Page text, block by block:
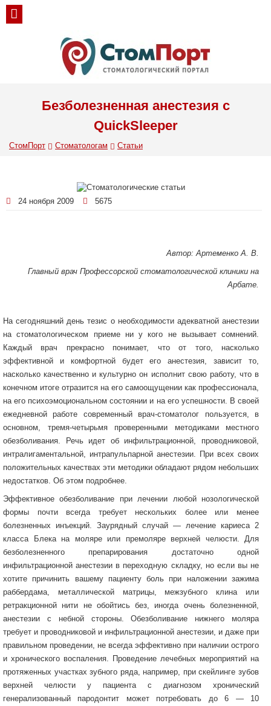
Безболезненная анестезия с
QuickSleeper
СтомПорт Стоматологам Статьи
24 ноября 2009 5675
Автор: Артеменко А. В.
Главный врач Профессорской стоматологической клиники на
Арбате.
На сегодняшний день тезис о необходимости адекватной анестезии
на стоматологическом приеме ни у кого не вызывает сомнений.
Каждый врач прекрасно понимает, что от того, насколько
эффективной и комфортной будет его анестезия, зависит то,
насколько качественно и культурно он исполнит свою работу, что в
конечном итоге отразится на его самоощущении как профессионала,
на его психоэмоциональном состоянии и на его успешности. В своей
ежедневной работе современный врач-стоматолог пользуется, в
основном, тремя-четырьмя проверенными методиками местного
обезболивания. Речь идет об инфильтрационной, проводниковой,
интралигаментальной, интрапульпарной анестезии. При всех своих
положительных качествах эти методики обладают рядом небольших
недостатков. Об этом подробнее.
Эффективное обезболивание при лечении любой нозологической
формы почти всегда требует нескольких более или менее
болезненных инъекций. Заурядный случай — лечение кариеса 2
класса Блека на моляре или премоляре верхней челюсти. Для
безболезненного препарирования достаточно одной
инфильтрационной анестезии в переходную складку, но если вы не
хотите причинить вашему пациенту боль при наложении зажима
раббердама, металлической матрицы, межзубного клина или
ретракционной нити не обойтись без, иногда очень болезненной,
анестезии с небной стороны. Обезболивание нижнего моляра
требует и проводниковой и инфильтрационной анестезии, и даже при
правильном проведении, не всегда эффективно при наличии острого
и хронического воспаления. Проведение лечебных мероприятий на
протяженных участках зубного ряда, например, при скейлинге зубов
верхней челюсти у пациента с диагнозом хронический
генерализованный пародонтит может потребовать до 6 — 10